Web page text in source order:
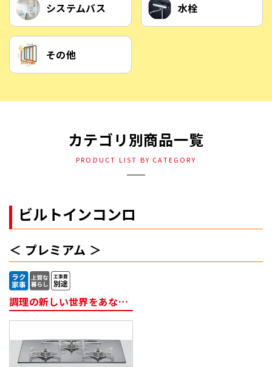
システムバス 水栓
その他
カテゴリ別商品一覧
PRODUCT LIST BY CATEGORY
ビルトインコンロ
プレミアム
調理の新しい世界をあなたに。